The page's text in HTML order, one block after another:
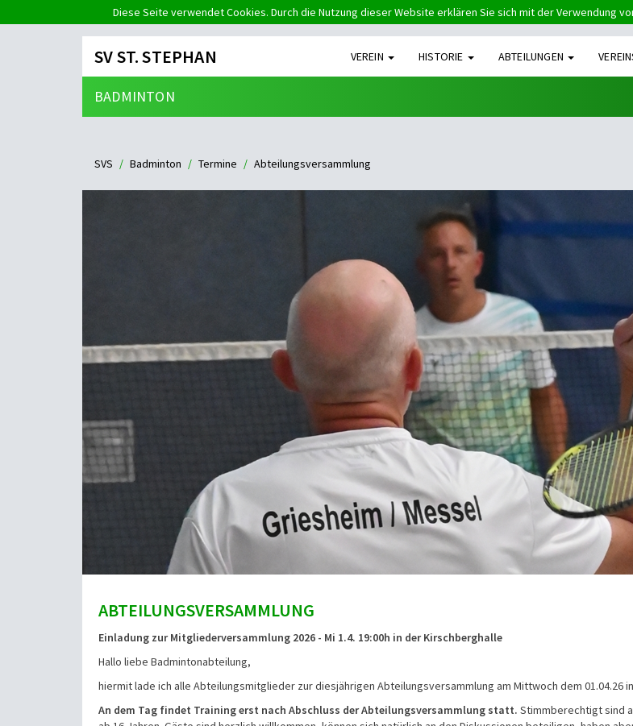
Diese Seite verwendet Cookies. Durch die Nutzung dieser Website erklären Sie sich mit der Verwendung
SV ST. STEPHAN VEREIN HISTORIE ABTEILUNGEN
BADMINTON
SVS Badminton Termine Abteilungsversammlung
ABTEILUNGSVERSAMMLUNG
Einladung zur Mitgliederversammlung 2026 - Mi 1.4. 19:00h in der Kirschberghalle
Hallo liebe Badmintonabteilung,
hiermit lade ich alle Abteilungsmitglieder zur diesjährigen Abteilungsversammlung am Mittwoch dem 01.04.26
An dem Tag findet Training erst nach Abschluss der Abteilungsversammlung statt. Stimmberechtigt sind